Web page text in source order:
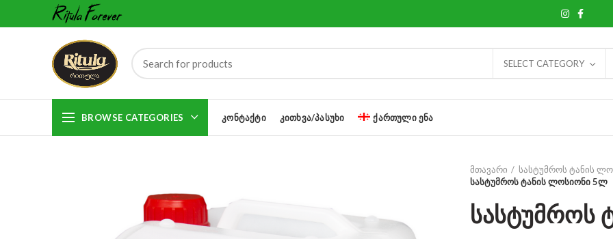
SELECT CATEGORY
BROWSE CATEGORIES ᲙᲝᲜᲢᲐᲥᲢᲘ ᲙᲘᲗᲮᲕᲐ/ᲞᲐᲡᲣᲮᲘ ᲥᲐᲠᲗᲣᲚᲘ ᲔᲜᲐ
მთავარი
სასტუმროს ტანის
სასტუმროს ტანის ლოსიონი 5ლ
სასტუმროს